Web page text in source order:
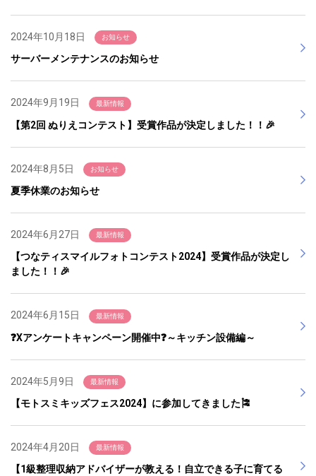
2024年10月18日 お知らせ
サーバーメンテナンスのお知らせ
2024年9月19日 最新情報
【第2回 ぬりえコンテスト】受賞作品が決定しました！！🎉
2024年8月5日 お知らせ
夏季休業のお知らせ
2024年6月27日 最新情報
【つなティスマイルフォトコンテスト2024】受賞作品が決定し
ました！！🎉
2024年6月15日 最新情報
❓Xアンケートキャンペーン開催中❓～キッチン設備編～
2024年5月9日 最新情報
【モトスミキッズフェス2024】に参加してきました🎏
2024年4月20日 最新情報
【1級整理収納アドバイザーが教える！自立できる子に育てる